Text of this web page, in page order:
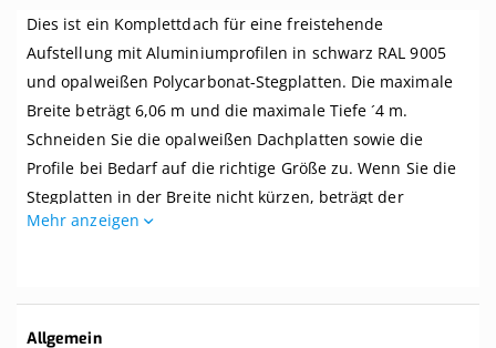
freistehend,
Breite
6,06
m
Tiefe
bis
4
m,
Profile
Dies ist ein Komplettdach für eine freistehende
Aufstellung mit Aluminiumprofilen in schwarz RAL 9005
und opalweißen Polycarbonat-Stegplatten. Die maximale
Breite beträgt 6,06 m und die maximale Tiefe ´4 m.
Schneiden Sie die opalweißen Dachplatten sowie die
Profile bei Bedarf auf die richtige Größe zu. Wenn Sie die
Stegplatten in der Breite nicht kürzen, beträgt der
Mittenabstand zwischen den Balken Ihrer Überdachung 1
Mehr anzeigen
Weitere
Allgemein